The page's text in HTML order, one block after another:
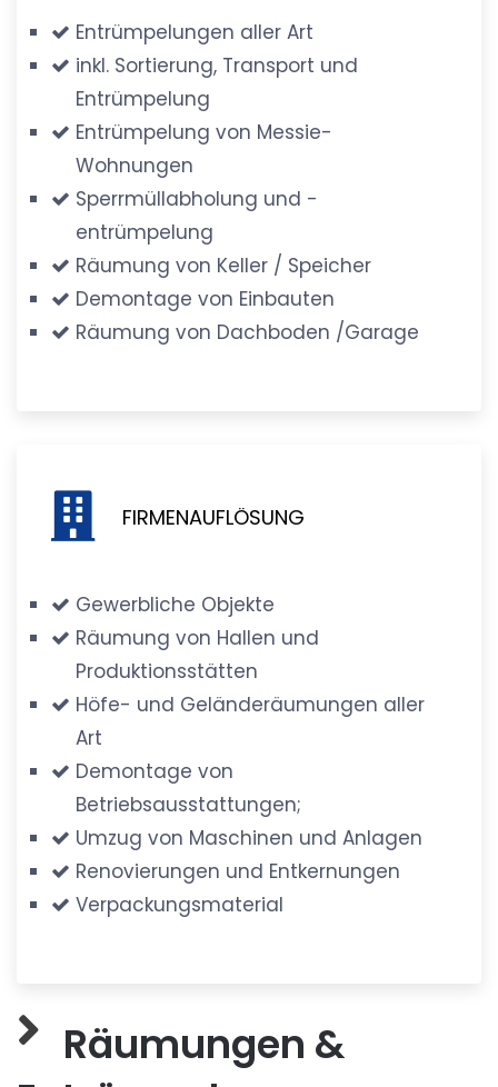
Entrümpelungen aller Art
inkl. Sortierung, Transport und
Entrümpelung
Entrümpelung von Messie-
Wohnungen
Sperrmüllabholung und -
entrümpelung
Räumung von Keller / Speicher
Demontage von Einbauten
Räumung von Dachboden /Garage
FIRMENAUFLÖSUNG
Gewerbliche Objekte
Räumung von Hallen und
Produktionsstätten
Höfe- und Geländeräumungen aller
Art
Demontage von
Betriebsausstattungen;
Umzug von Maschinen und Anlagen
Renovierungen und Entkernungen
Verpackungsmaterial
Räumungen &